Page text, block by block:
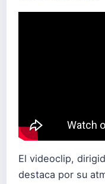
El videoclip,
destaca por su